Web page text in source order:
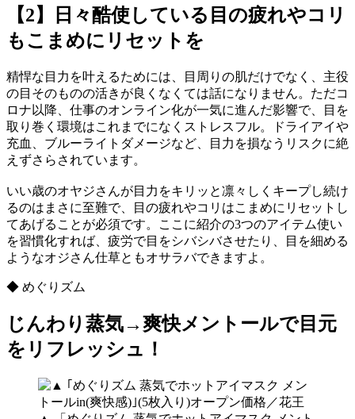
【2】日々酷使している目の疲れやコリ
もこまめにリセットを
精悍な目力を叶えるためには、目周りの肌だけでなく、主役
の目そのものの活きが良くなくては話になりません。ただコ
ロナ以降、仕事のオンライン化が一気に進んだ影響で、目を
取り巻く環境はこれまでになくストレスフル。ドライアイや
充血、ブルーライトダメージなど、目力を損なうリスクに絶
えずさらされています。
いい歳のオヤジさんが目力をキリッと凛々しくキープし続け
るのはまさに至難で、目の疲れやコリはこまめにリセットし
てあげることが必須です。ここに紹介の3つのアイテム使い
を習慣化すれば、疲労で目をシバシバさせたり、目を細める
ようなオジさん仕草ともオサラバできますよ。
◆ めぐりズム
じんわり蒸気→爽快メントールで目元
をリフレッシュ！